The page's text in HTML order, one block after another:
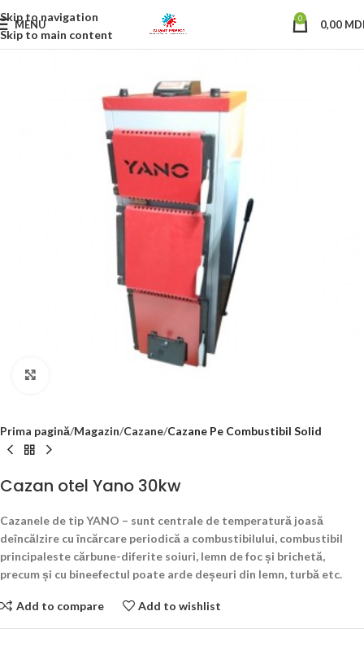
Skip to navigation
Skip to main content
MENU 0 0,00
Prima pagină Magazin Cazane Cazane Pe Combustibil Solid
Cazan otel Yano 30kw
Cazanele de tip YANO – sunt centrale de temperatură joasă
deîncălzire cu încărcare periodică a combustibilului, combustibil
principaleste cărbune-diferite soiuri, lemn de foc și brichetă,
precum și cu bineefectul poate arde deșeuri din lemn, turbă etc.
Add to compare Add to wishlist